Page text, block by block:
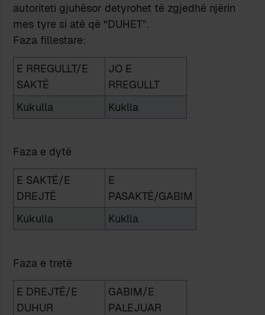
autoriteti gjuhësor detyrohet të zgjedhë njërin
mes tyre si atë që “DUHET”.
Faza fillestare:
E RREGULLT/E
SAKTË
JO E
RREGULLT
Kukulla
Kuklla
Faza e dytë
E SAKTË/E
DREJTË
E
PASAKTË/GABIM
Kukulla
Kuklla
Faza e tretë
E DREJTË/E
DUHUR
GABIM/E
PALEJUAR